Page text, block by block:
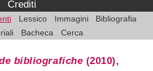
Crediti
Lessico Immagini
Bibliografia
Bacheca Cerca
bibliografiche (2010),